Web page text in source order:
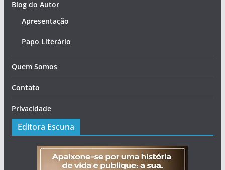
Blog do Autor
Apresentação
Papo Literário
Quem Somos
Contato
Privacidade
Editora Escuna